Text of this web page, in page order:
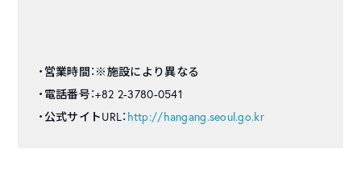
・営業時間：※施設により異なる
・電話番号：+82 2-3780-0541
・公式サイトURL： http://hangang.seoul.go.kr